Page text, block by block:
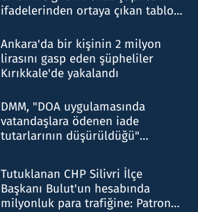
ifadelerinden ortaya çıkan tablo
Ankara'da bir kişinin 2 milyon
lirasını gasp eden şüpheliler
Kırıkkale'de yakalandı
DMM, "DOA uygulamasında
vatandaşlara ödenen iade
tutarlarının düşürüldüğü"
Tutuklanan CHP Silivri İlçe
Başkanı Bulut'un hesabında
milyonluk para trafiğine: Patron